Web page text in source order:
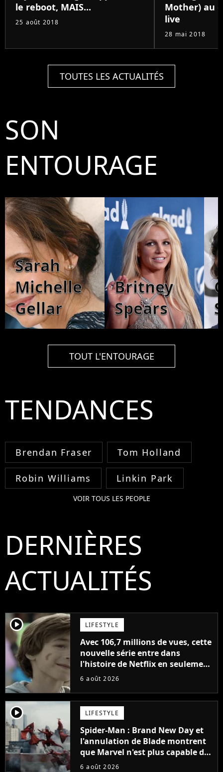
le reboot, MAIS...
25 août 2018
Mother) au
live
28 mai 2018
TOUTES LES ACTUALITÉS
SON
ENTOURAGE
Sarah
Michelle
Gellar
Britney
Spears
TOUT L'ENTOURAGE
TENDANCES
Brendan Fraser Tom Holland
Robin Williams Linkin Park
VOIR TOUS LES PEOPLE
DERNIÈRES
ACTUALITÉS
player2 LIFESTYLE
Avec 106,7 millions de vues, cette
nouvelle série entre dans
l'histoire de Netflix en seulement
48 jours
6 août 2026
player2 LIFESTYLE
Spider-Man : Brand New Day et
l'annulation de Blade montrent
que Marvel n'est plus capable de
faire quoi que ce soit de simple
6 août 2026